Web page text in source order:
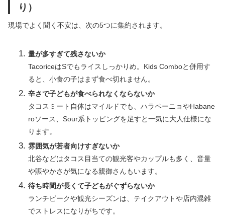
り）
現場でよく聞く不安は、次の5つに集約されます。
量が多すぎて残さないか
TacoriceはSでもライスしっかりめ。Kids Comboと併用す
ると、小食の子はまず食べ切れません。
辛さで子どもが食べられなくならないか
タコスミート自体はマイルドでも、ハラペーニョやHabane
roソース、Sour系トッピングを足すと一気に大人仕様にな
ります。
雰囲気が若者向けすぎないか
北谷などはタコス目当ての観光客やカップルも多く、音量
や賑やかさが気になる親御さんもいます。
待ち時間が長くて子どもがぐずらないか
ランチピークや観光シーズンは、テイクアウトや店内混雑
でストレスになりがちです。